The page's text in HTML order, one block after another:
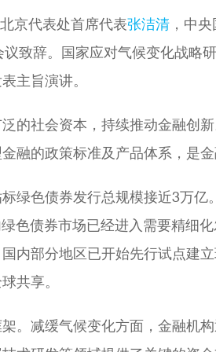
京代表处首席代表张洁清 ，中
致辞。国家应对气候变化战略
主旨演讲。
的社会资本，持续推动金融创
融的政策标准及产品体系，是
绿色债券发行总规模接近3万
色债券市场已经进入需要精细
内部分地区已开始先行试点建
共享。
。减缓气候变化方面，金融机